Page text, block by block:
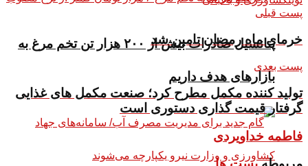
پتانسیل صادرات بیش از ۲۰۰ هزار تن تخم مرغ به
بازار‌های هدف داریم
پست قبلی
خرمای ماه رمضان تامین شد
پست بعدی
تولید کننده مکمل مطرح کرد؛ صنعت مکمل های غذایی
گرفتار قیمت گذاری دستوری است
فاطمه خداویردی